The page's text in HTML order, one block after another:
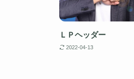
ＬＰヘッダー
2022-04-13